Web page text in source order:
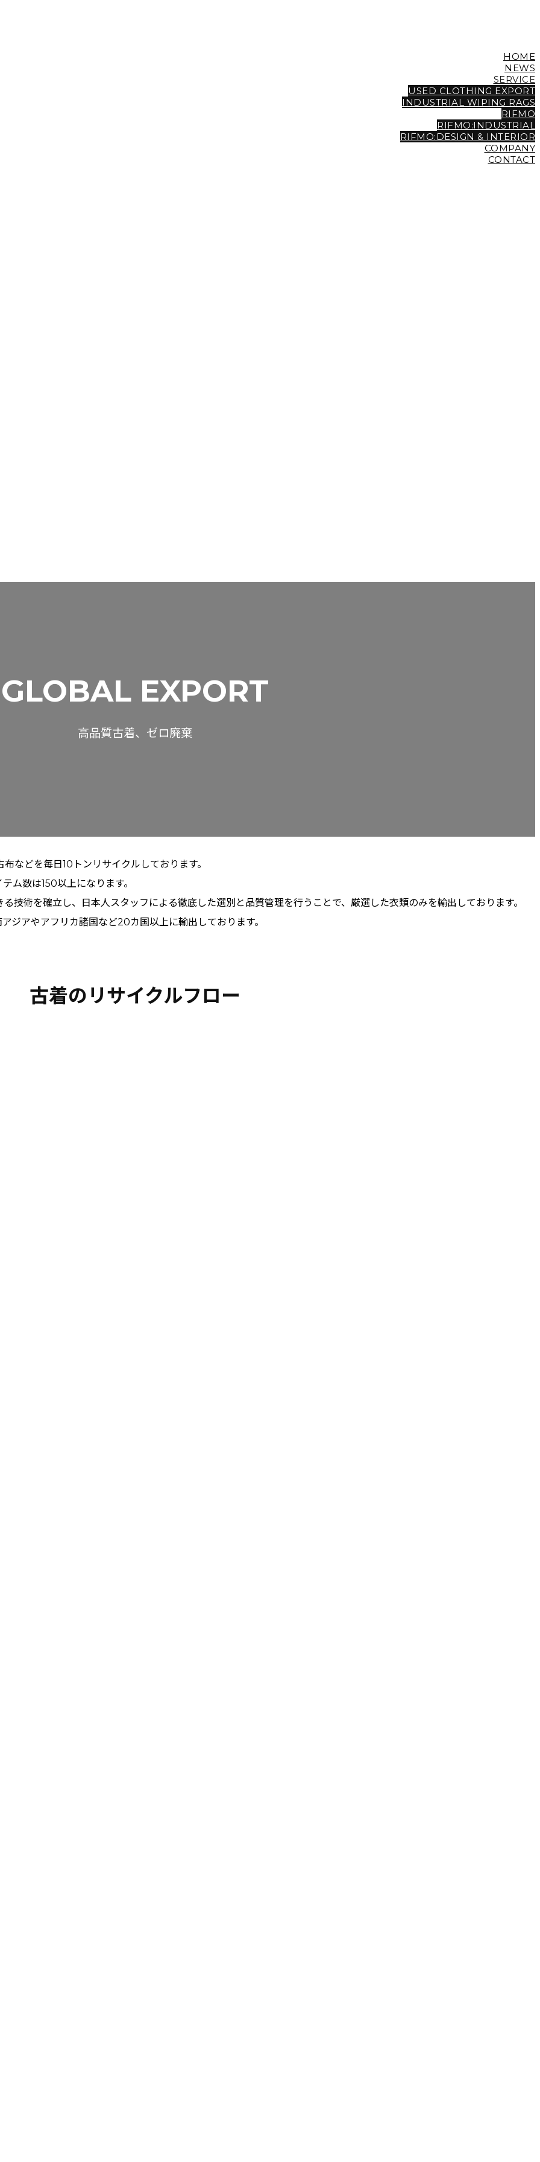
HOME
NEWS
SERVICE
USED CLOTHING EXPORT
INDUSTRIAL WIPING RAGS
RIFMO
RIFMO:INDUSTRIAL
RIFMO:DESIGN & INTERIOR
COMPANY
CONTACT
GLOBAL EXPORT
高品質古着、ゼロ廃棄
などを毎日10トンリサイクルしております。
ム数は150以上になります。
技術を確立し、日本人スタッフによる徹底した選別と品質管理を行うことで、厳選した衣類のみを輸出しております。
ジアやアフリカ諸国など20カ国以上に輸出しております。
古着のリサイクルフロー